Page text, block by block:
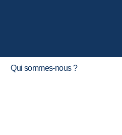
Qui sommes-nous ?